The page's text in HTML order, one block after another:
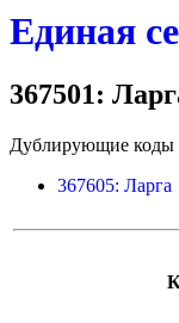
Единая
367501:
Дублирующие коды
367605: Ларга